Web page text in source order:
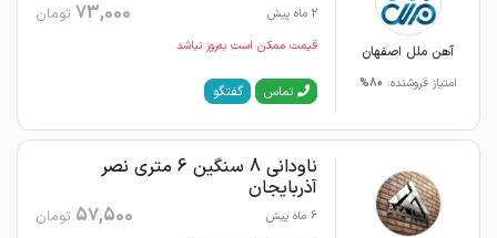
آهن ملل اصفهان
امتیاز فروشنده: 80%
2 ماه پیش 73,000 تومان
قیمت ممکن است به‌روز نباشد
تماس گفتگو
ناودانی 8 سنگین 6 متری نصر
آذربایجان
6 ماه پیش 57,500 تومان